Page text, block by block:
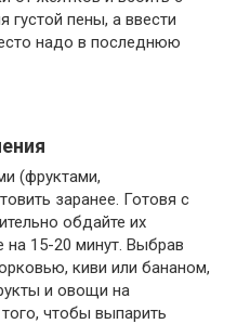
пены, а ввести
надо в последнюю
(фруктами,
заранее. Готовя с
обдайте их
на 15-20 минут. Выбрав
киви или бананом,
и овощи на
чтобы выпарить